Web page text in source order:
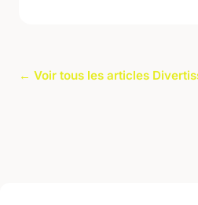
← Voir tous les articles